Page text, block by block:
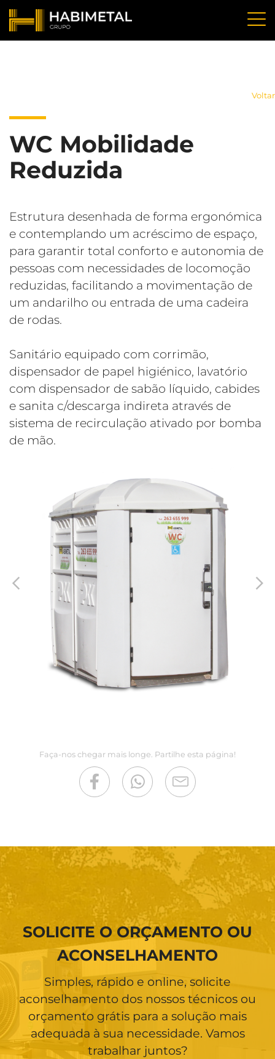
Voltar
WC Mobilidade
Reduzida
Estrutura desenhada de forma ergonómica
e contemplando um acréscimo de espaço,
para garantir total conforto e autonomia de
pessoas com necessidades de locomoção
reduzidas, facilitando a movimentação de
um andarilho ou entrada de uma cadeira
de rodas.
Sanitário equipado com corrimão,
dispensador de papel higiénico, lavatório
com dispensador de sabão líquido, cabides
e sanita c/descarga indireta através de
sistema de recirculação ativado por bomba
de mão.
Faça-nos chegar mais longe. Partilhe esta página!
SOLICITE O ORÇAMENTO OU
ACONSELHAMENTO
Simples, rápido e online, solicite
aconselhamento dos nossos técnicos ou
orçamento grátis para a solução mais
adequada à sua necessidade. Vamos
trabalhar juntos?